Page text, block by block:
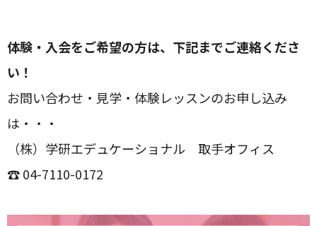
体験・入会をご希望の方は、下記までご連絡くださ
い！
お問い合わせ・見学・体験レッスンのお申し込み
は・・・
（株）学研エデュケーショナル 取手オフィス
☎ 04-7110-0172